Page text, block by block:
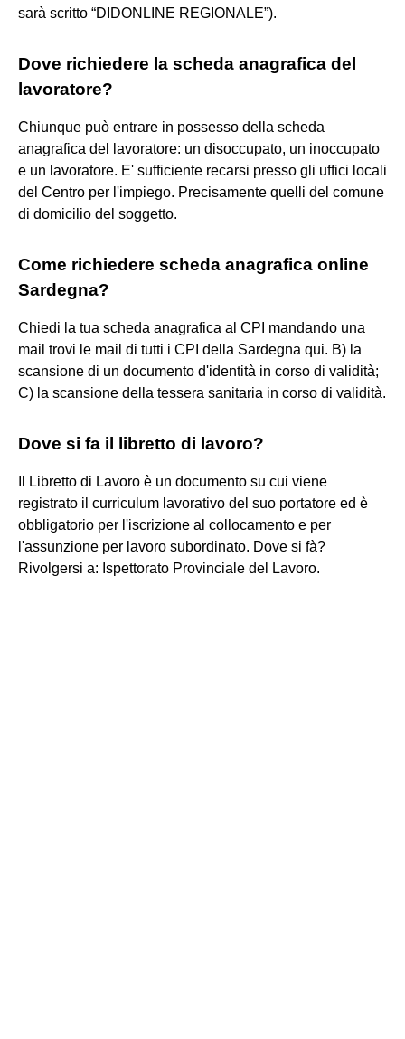
sarà scritto “DIDONLINE REGIONALE”).
Dove richiedere la scheda anagrafica del
lavoratore?
Chiunque può entrare in possesso della scheda
anagrafica del lavoratore: un disoccupato, un inoccupato
e un lavoratore. E' sufficiente recarsi presso gli uffici locali
del Centro per l'impiego. Precisamente quelli del comune
di domicilio del soggetto.
Come richiedere scheda anagrafica online
Sardegna?
Chiedi la tua scheda anagrafica al CPI mandando una
mail trovi le mail di tutti i CPI della Sardegna qui. B) la
scansione di un documento d'identità in corso di validità;
C) la scansione della tessera sanitaria in corso di validità.
Dove si fa il libretto di lavoro?
Il Libretto di Lavoro è un documento su cui viene
registrato il curriculum lavorativo del suo portatore ed è
obbligatorio per l'iscrizione al collocamento e per
l'assunzione per lavoro subordinato. Dove si fà?
Rivolgersi a: Ispettorato Provinciale del Lavoro.